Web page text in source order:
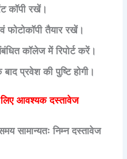
कॉपी रखें।
फोटोकॉपी तैयार रखें।
कॉलेज में रिपोर्ट करें।
प्रवेश की पुष्टि होगी।
आवश्यक दस्तावेज
सामान्यतः निम्न दस्तावेज